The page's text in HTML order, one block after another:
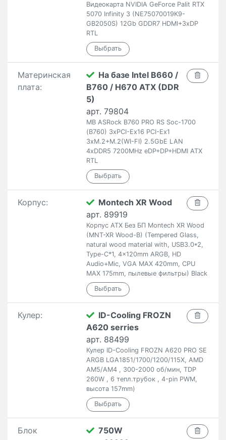
Видеокарта NVIDIA GeForce Palit RTX
5070 Infinity 3 (NE75070019K9-
GB2050S) 12Gb GDDR7 HDMI+3xDP
RTL
Материнская
плата:
На базе Intel B660 /
B760 / H670 ATX (DDR
5)
арт. 79804
MB ASRock B760 PRO RS Soc-1700
(B760) 3xPCI-Ex16 PCI-Ex1
3xM.2+M.2(WI-FI) 2.5GbE LAN
4xDDR5 7200MHz eDP+DP+HDMI ATX
RTL
Корпус:
Montech XR Wood
арт. 89919
Корпус ATX Без БП Montech XR Wood
(MNT-XR Wood-B) (Tempered Glass,
natural wood material with, USB3.0*2,
Type-C*1, 4x120mm ARGB, HD
Audio+Mic, VGA MAX 420mm, CPU
MAX 175mm, пылевые фильтры) Black
Кулер:
ID-Cooling FROZN
A620 serries
арт. 88499
Кулер ID-Cooling FROZN A620 PRO SE
ARGB LGA1851/1700/1200/115X, AMD
AM5/AM4 , 300-2000 об/мин, TDP
260W , 6 тепл.трубок , 4-pin PWM,
высота 157mm)
Блок
750W